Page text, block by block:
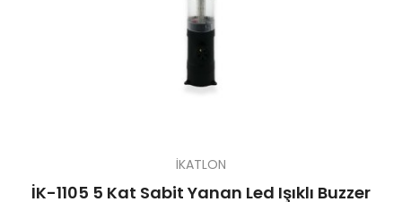
İKATLON
İK-1105 5 Kat Sabit Yanan Led Işıklı Buzzer